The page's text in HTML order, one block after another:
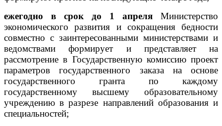
ежегодно в срок до 1 апреля Министерство
экономического развития и сокращения бедности
совместно с заинтересованными министерствами и
ведомствами формирует и представляет на
рассмотрение в Государственную комиссию проект
параметров государственного заказа на основе
государственного гранта по каждому
государственному высшему образовательному
учреждению в разрезе направлений образования и
специальностей;